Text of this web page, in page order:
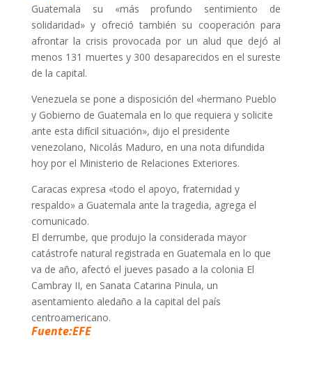
Guatemala su «más profundo sentimiento de
solidaridad» y ofreció también su cooperación para
afrontar la crisis provocada por un alud que dejó al
menos 131 muertes y 300 desaparecidos en el sureste
de la capital.
Venezuela se pone a disposición del «hermano Pueblo
y Gobierno de Guatemala en lo que requiera y solicite
ante esta difícil situación», dijo el presidente
venezolano, Nicolás Maduro, en una nota difundida
hoy por el Ministerio de Relaciones Exteriores.
Caracas expresa «todo el apoyo, fraternidad y
respaldo» a Guatemala ante la tragedia, agrega el
comunicado.
El derrumbe, que produjo la considerada mayor
catástrofe natural registrada en Guatemala en lo que
va de año, afectó el jueves pasado a la colonia El
Cambray II, en Sanata Catarina Pinula, un
asentamiento aledaño a la capital del país
centroamericano.
Fuente:EFE